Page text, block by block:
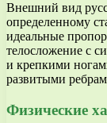
Внешний вид
определенному
идеальные
телосложение с
и крепкими
развитыми
Физические